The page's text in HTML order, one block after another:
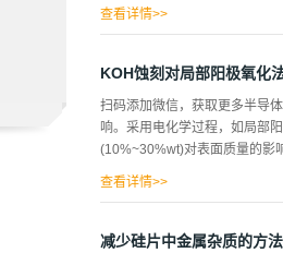
以在中等温度下退火，事实上
制孔径从10~95nm。如前所述
状表面光滑。第一个阳极化步
下蚀刻样品12小时，将70µm
间距离），P为孔径，A为阳极
与屏障层相...
查看详情>>
KOH蚀刻对局部阳极氧化
扫码添加微信，获取更多半导
响。采用电化学过程，如局部
(10%~30%wt)对表面质量的影
二胺、吡咯二酚）相比，更推
查看详情>>
减少硅片中金属杂质的方法